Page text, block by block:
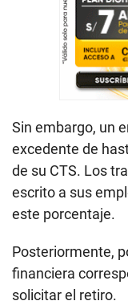
Sin embargo, un
excedente de
de su CTS. Los
escrito a sus
este porcentaje.
Posteriormente,
financiera
solicitar el retiro.